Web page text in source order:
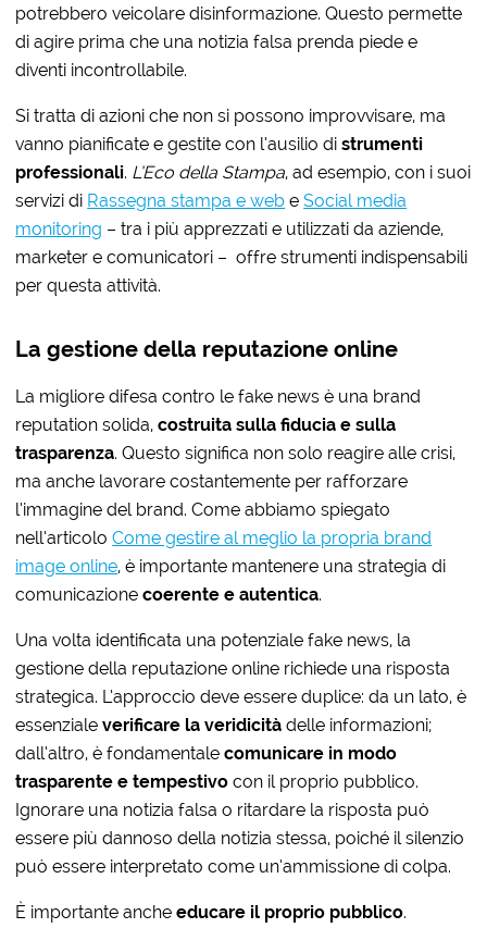
potrebbero veicolare disinformazione. Questo permette
di agire prima che una notizia falsa prenda piede e
diventi incontrollabile.
Si tratta di azioni che non si possono improvvisare, ma
vanno pianificate e gestite con l’ausilio distrumenti
professionali. L’Eco della Stampa, ad esempio, con i suoi
servizi di Rassegna stampa e web eSocial media
monitoring – tra i più apprezzati e utilizzati da aziende,
marketer e comunicatori – offre strumenti indispensabili
per questa attività.
La gestione della reputazione online
La migliore difesa contro le fake news è una brand
reputation solida,costruita sulla fiducia e sulla
trasparenza. Questo significa non solo reagire alle crisi,
ma anche lavorare costantemente per rafforzare
l’immagine del brand. Come abbiamo spiegato
nell’articoloCome gestire al meglio la propria brand
image online, è importante mantenere una strategia di
comunicazionecoerente e autentica.
Una volta identificata una potenzialefake news, la
gestione della reputazione online richiede una risposta
strategica. L’approccio deve essere duplice: da un lato, è
essenziale verificare la veridicità delle informazioni;
dall’altro, è fondamentalecomunicare in modo
trasparente e tempestivo con il proprio pubblico.
Ignorare una notizia falsa o ritardare la risposta può
essere più dannoso della notizia stessa, poiché il silenzio
può essere interpretato come un’ammissione di colpa.
È importante ancheeducare il proprio pubblico.